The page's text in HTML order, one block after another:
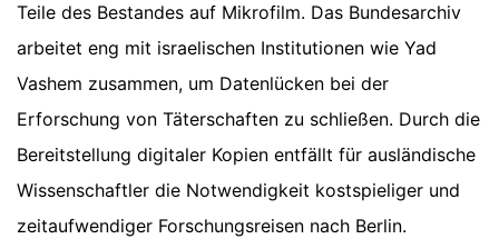
Teile des Bestandes auf Mikrofilm. Das Bundesarchiv
arbeitet eng mit israelischen Institutionen wie Yad
Vashem zusammen, um Datenlücken bei der
Erforschung von Täterschaften zu schließen. Durch die
Bereitstellung digitaler Kopien entfällt für ausländische
Wissenschaftler die Notwendigkeit kostspieliger und
zeitaufwendiger Forschungsreisen nach Berlin.